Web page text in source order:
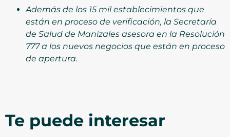
Además de los 15 mil establecimientos que
están en proceso de verificación, la Secretaría
de Salud de Manizales asesora en la Resolución
777 a los nuevos negocios que están en proceso
de apertura.
Te puede interesar